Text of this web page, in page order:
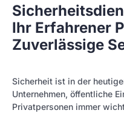
Ihr Erfahrener
Zuverlässige
Sicherheit ist in der
Unternehmen, öffentliche
Privatpersonen immer